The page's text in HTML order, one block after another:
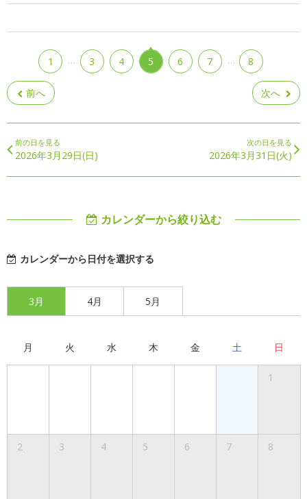
前へ
1 … 3 4 5 6 7 … 8
次へ
前の日を見る
2026年3月29日(日)
次の日を見る
2026年3月31日(火)
カレンダーから絞り込む
カレンダーから日付を選択する
3月 4月 5月
月 火 水 木 金 土 日
1
2 3 4 5 6 7 8